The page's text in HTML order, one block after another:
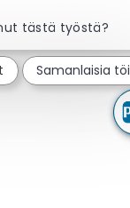
tästä työstä?
Samanlaisia